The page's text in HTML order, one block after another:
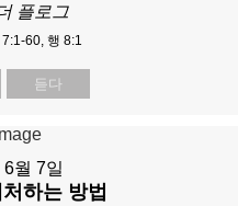
플로그
60, 행 8:1
듣다
월 7일
하는 방법